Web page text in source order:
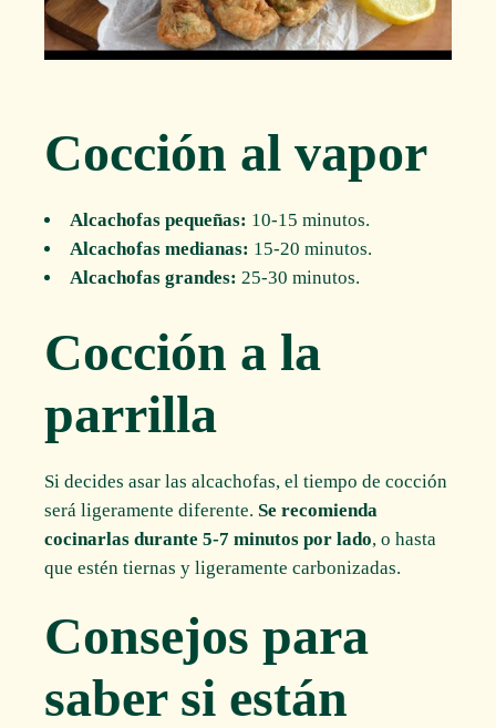
Cocción al vapor
Alcachofas pequeñas: 10-15 minutos.
Alcachofas medianas: 15-20 minutos.
Alcachofas grandes: 25-30 minutos.
Cocción a la
parrilla
Si decides asar las alcachofas, el tiempo de cocción
será ligeramente diferente.Se recomienda
cocinarlas durante 5-7 minutos por lado, o hasta
que estén tiernas y ligeramente carbonizadas.
Consejos para
saber si están